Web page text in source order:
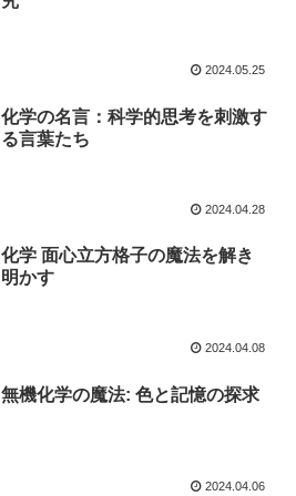
2024.05.25
化学の名言：科学的思考を刺激す
る言葉たち
2024.04.28
化学 面心立方格子の魔法を解き
明かす
2024.04.08
無機化学の魔法: 色と記憶の探求
2024.04.06